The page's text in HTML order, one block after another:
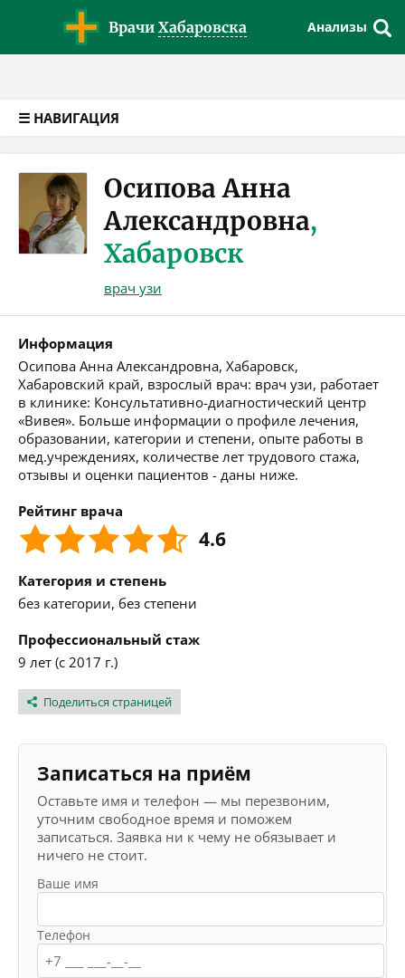
Врачи Хабаровска Анализы
☰ НАВИГАЦИЯ
Осипова Анна
Александровна,
Хабаровск
врач узи
Информация
Осипова Анна Александровна, Хабаровск,
Хабаровский край, взрослый врач: врач узи, работает
в клинике: Консультативно-диагностический центр
«Вивея». Больше информации о профиле лечения,
образовании, категории и степени, опыте работы в
мед.учреждениях, количестве лет трудового стажа,
отзывы и оценки пациентов - даны ниже.
Рейтинг врача
4.6
Категория и степень
без категории, без степени
Профессиональный стаж
9 лет (с 2017 г.)
Поделиться страницей
Записаться на приём
Оставьте имя и телефон — мы перезвоним,
уточним свободное время и поможем
записаться. Заявка ни к чему не обязывает и
ничего не стоит.
Ваше имя
Телефон